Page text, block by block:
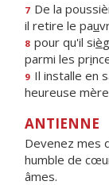
7 De la
il retire le pau
8 pour qu'il siè
parmi les pri
9 Il installe en
heureuse
ANTIENNE
Devenez mes
humble de
âmes.